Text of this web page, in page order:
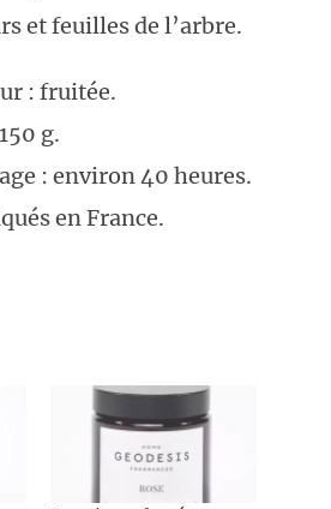
et feuilles de l’arbre.
: fruitée.
g.
: environ 40 heures.
en France.